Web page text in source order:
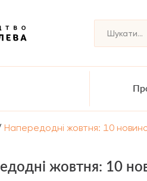
Напередодні жовтня: 10
жовтня: 10